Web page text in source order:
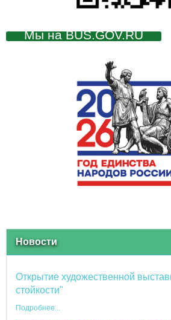
Мы на BUS.GOV.RU
Новости
Открытие художественной
стойкости"
Подробнее...